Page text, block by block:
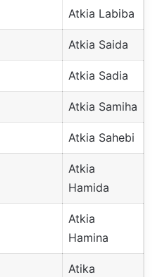
Atkia Labiba
Atkia Saida
Atkia Sadia
Atkia Samiha
Atkia Sahebi
Atkia
Hamida
Atkia
Hamina
Atika